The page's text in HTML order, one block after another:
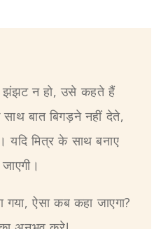
झंझट न हो,उसे कहते हैं
बात बिगड़ने नहीं देते,
यदि मित्र के साथ बनाए
गया, ऐसा कब कहा जाएगा?